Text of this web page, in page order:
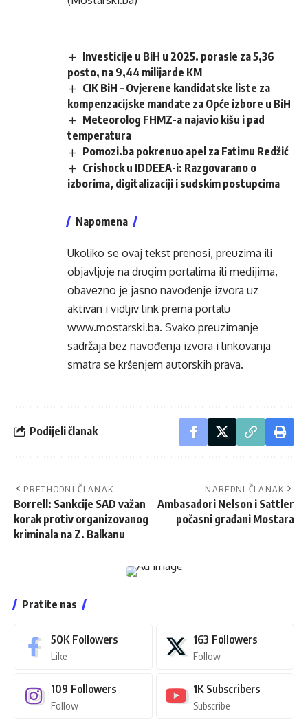
Investicije u BiH u 2025. porasle za 5,36
posto, na 9,44 milijarde KM
CIK BiH – Ovjerene kandidatske liste za
kompenzacijske mandate za Opće izbore u BiH
Meteorolog FHMZ-a najavio kišu i pad
temperatura
Pomozi.ba pokrenuo apel za Fatimu Redžić
Crishock u IDDEEA-i: Razgovarano o
izborima, digitalizaciji i sudskim postupcima
Napomena
Ukoliko se ovaj tekst prenosi, preuzima ili
objavljuje na drugim portalima ili medijima,
obavezno je jasno navođenje izvora uz
aktivan i vidljiv link prema portalu
www.mostarski.ba. Svako preuzimanje
sadržaja bez navođenja izvora i linkovanja
smatra se kršenjem autorskih prava.
Podijeli članak
PRETHODNI ČLANAK
Borrell: Sankcije SAD važan
korak protiv organizovanog
kriminala na Z. Balkanu
NAREDNI ČLANAK
Ambasadori Nelson i Sattler
počasni građani Mostara
Pratite nas
50K Followers
Like
163 Followers
Follow
109 Followers
Follow
1K Subscribers
Subscribe